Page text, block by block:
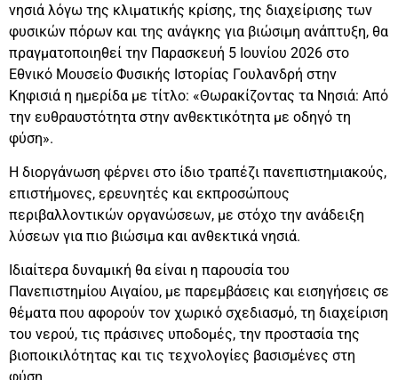
νησιά λόγω της κλιματικής κρίσης, της διαχείρισης των
φυσικών πόρων και της ανάγκης για βιώσιμη ανάπτυξη, θα
πραγματοποιηθεί την Παρασκευή 5 Ιουνίου 2026 στο
Εθνικό Μουσείο Φυσικής Ιστορίας Γουλανδρή στην
Κηφισιά η ημερίδα με τίτλο: «Θωρακίζοντας τα Νησιά: Από
την ευθραυστότητα στην ανθεκτικότητα με οδηγό τη
φύση».
Η διοργάνωση φέρνει στο ίδιο τραπέζι πανεπιστημιακούς,
επιστήμονες, ερευνητές και εκπροσώπους
περιβαλλοντικών οργανώσεων, με στόχο την ανάδειξη
λύσεων για πιο βιώσιμα και ανθεκτικά νησιά.
Ιδιαίτερα δυναμική θα είναι η παρουσία του
Πανεπιστημίου Αιγαίου, με παρεμβάσεις και εισηγήσεις σε
θέματα που αφορούν τον χωρικό σχεδιασμό, τη διαχείριση
του νερού, τις πράσινες υποδομές, την προστασία της
βιοποικιλότητας και τις τεχνολογίες βασισμένες στη